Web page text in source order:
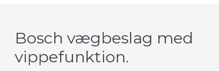
Bosch vægbeslag med
vippefunktion.